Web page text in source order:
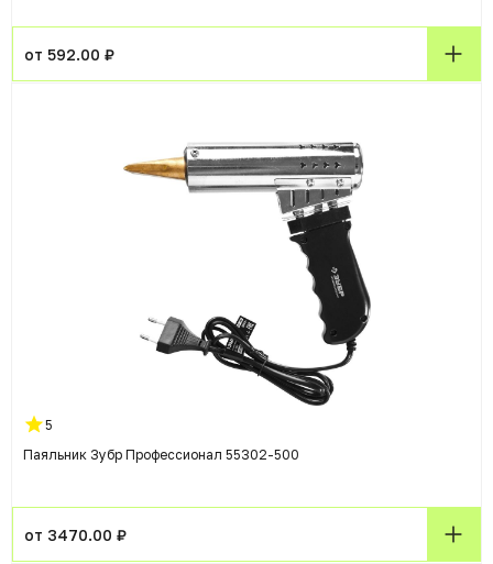
от 592.00 ₽
5
Паяльник Зубр Профессионал 55302-500
от 3470.00 ₽